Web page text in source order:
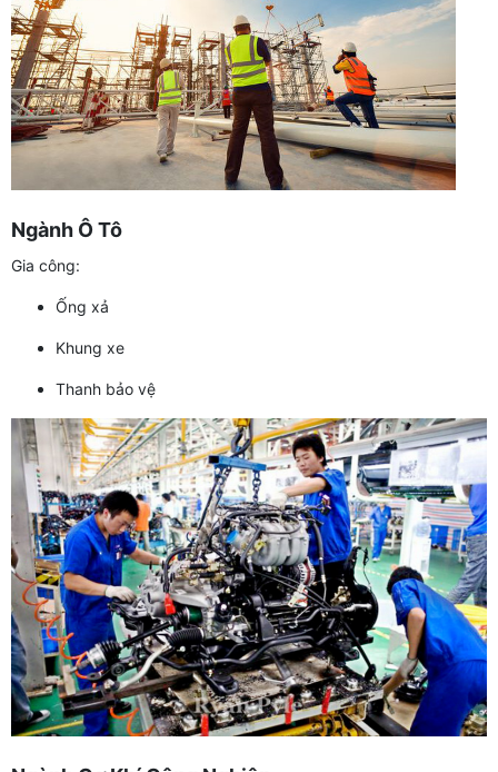
Ngành Ô Tô
Gia công:
Ống xả
Khung xe
Thanh bảo vệ